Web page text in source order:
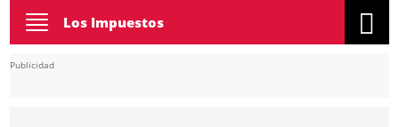
Toggle
navigation
Los Impuestos
Publicidad